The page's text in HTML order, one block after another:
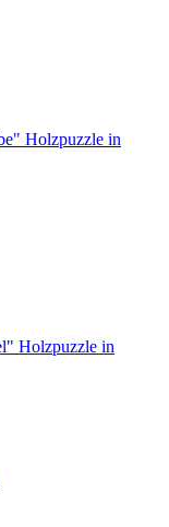
Holzpuzzle in
Holzpuzzle in